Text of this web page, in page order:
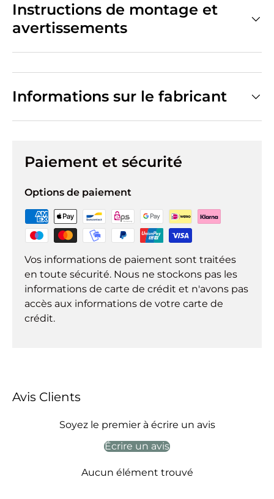
Instructions de montage et
avertissements
Informations sur le fabricant
Paiement et sécurité
Options de paiement
Vos informations de paiement sont traitées
en toute sécurité. Nous ne stockons pas les
informations de carte de crédit et n'avons pas
accès aux informations de votre carte de
crédit.
Avis Clients
Soyez le premier à écrire un avis
Écrire un avis
Aucun élément trouvé